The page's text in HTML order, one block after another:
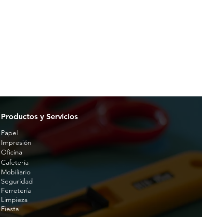
Productos y Servicios
Papel
Impresión
Oficina
Cafetería
Mobiliario
Seguridad
Ferretería
Limpieza
Fiesta